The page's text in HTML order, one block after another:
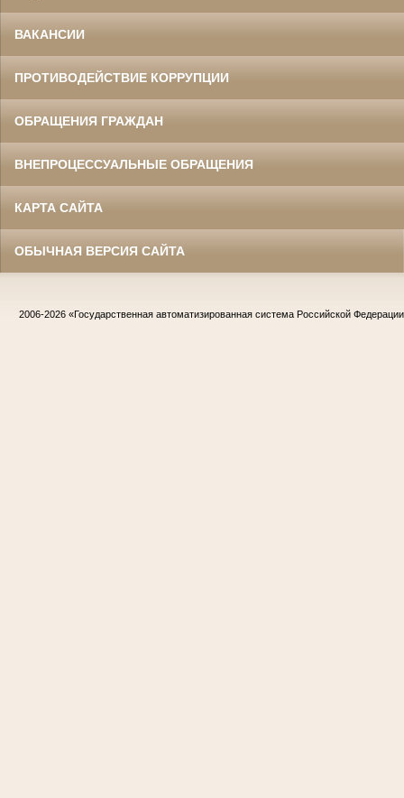
ВАКАНСИИ
ПРОТИВОДЕЙСТВИЕ КОРРУПЦИИ
ОБРАЩЕНИЯ ГРАЖДАН
ВНЕПРОЦЕССУАЛЬНЫЕ ОБРАЩЕНИЯ
КАРТА САЙТА
ОБЫЧНАЯ ВЕРСИЯ САЙТА
2006-2026 «Государственная автоматизированная система Российской